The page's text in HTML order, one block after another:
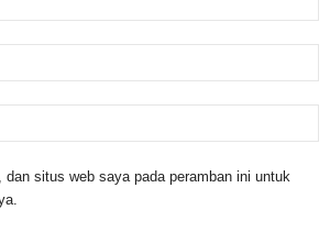
dan situs web saya pada peramban ini untuk